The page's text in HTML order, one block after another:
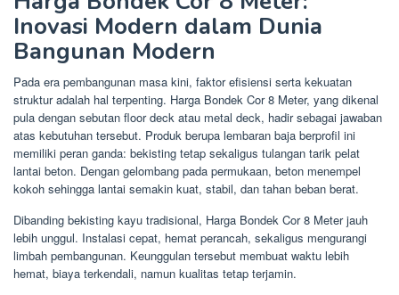
Inovasi Modern dalam Dunia
Bangunan Modern
Pada era pembangunan masa kini, faktor efisiensi serta kekuatan
struktur adalah hal terpenting. Harga Bondek Cor 8 Meter, yang dikenal
pula dengan sebutan floor deck atau metal deck, hadir sebagai jawaban
atas kebutuhan tersebut. Produk berupa lembaran baja berprofil ini
memiliki peran ganda: bekisting tetap sekaligus tulangan tarik pelat
lantai beton. Dengan gelombang pada permukaan, beton menempel
kokoh sehingga lantai semakin kuat, stabil, dan tahan beban berat.
Dibanding bekisting kayu tradisional, Harga Bondek Cor 8 Meter jauh
lebih unggul. Instalasi cepat, hemat perancah, sekaligus mengurangi
limbah pembangunan. Keunggulan tersebut membuat waktu lebih
hemat, biaya terkendali, namun kualitas tetap terjamin.